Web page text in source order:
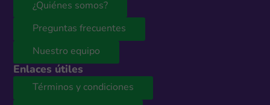
¿Quiénes somos?
Preguntas frecuentes
Nuestro equipo
Enlaces útiles
Términos y condiciones